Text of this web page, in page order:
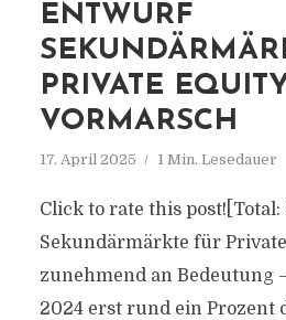
ENTWURF
PRIVATE
VORMARSCH
17. April 2025 1 Min. Lesedauer
Click to rate this post![Total:
Sekundärmärkte für
zunehmend an Bedeutung
2024 erst rund ein Prozent